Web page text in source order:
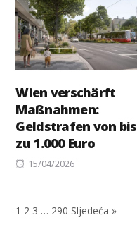
Wien verschärft
Maßnahmen:
Geldstrafen von bis
zu 1.000 Euro
Posted
15/04/2026
1 2 3 … 290 Sljedeća »